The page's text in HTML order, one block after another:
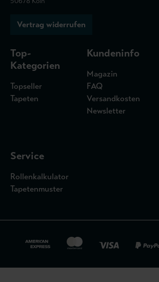
Vertrag widerrufen
Top-
Kategorien
Topseller
Tapeten
Kundeninfo
Magazin
FAQ
Versandkosten
Newsletter
Service
Rollenkalkulator
Tapetenmuster